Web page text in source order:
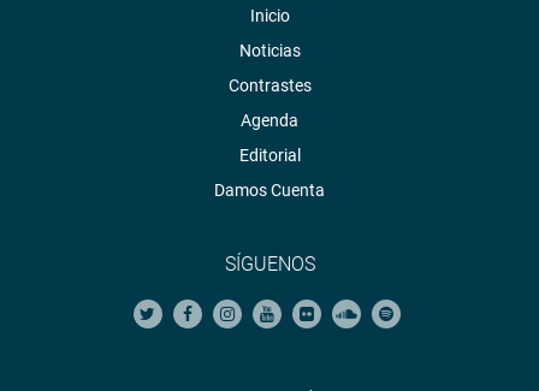
Inicio
Noticias
Contrastes
Agenda
Editorial
Damos Cuenta
SÍGUENOS